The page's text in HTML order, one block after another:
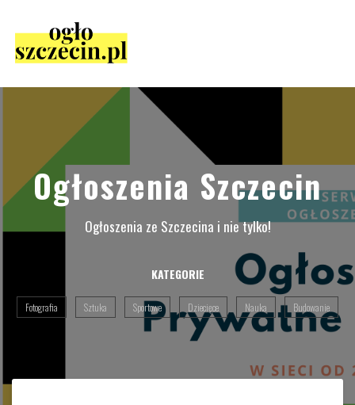
Ogłoszenia Szczecin
Ogłoszenia ze Szczecina i nie tylko!
KATEGORIE
Fotografia Sztuka Sportowe Dziecięce Nauka Budowanie